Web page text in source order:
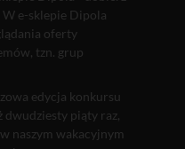
e-sklepie Dipola
oferty
tzn. grup
edycja konkursu
dwudziesty piąty raz,
naszym wakacyjnym